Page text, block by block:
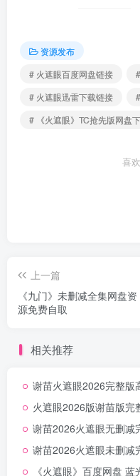
资源发布
# 火遮眼百度网盘链接
# 火遮眼迅雷下载链接
# 《火遮眼》TC抢先版网盘
喜
上一篇
《九门》未删减全集网盘资
源免费自取
相关推荐
谢苗火遮眼2026完整版
火遮眼2026版谢苗版完
谢苗2026火遮眼无删减
谢苗2026火遮眼未删减
《火遮眼》百度网盘